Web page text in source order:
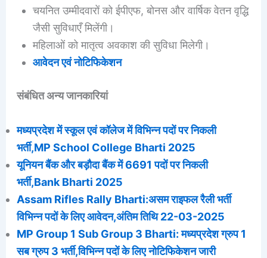
चयनित उम्मीदवारों को ईपीएफ, बोनस और वार्षिक वेतन वृद्धि
जैसी सुविधाएँ मिलेंगी।
महिलाओं को मातृत्व अवकाश की सुविधा मिलेगी।
आवेदन एवं नोटिफिकेशन
संबंधित अन्य जानकारियां
मध्यप्रदेश में स्कूल एवं कॉलेज में विभिन्न पदों पर निकली
भर्ती,MP School College Bharti 2025
यूनियन बैंक और बड़ौदा बैंक में 6691 पदों पर निकली
भर्ती,Bank Bharti 2025
Assam Rifles Rally Bharti:असम राइफल रैली भर्ती
विभिन्न पदों के लिए आवेदन,अंतिम तिथि 22-03-2025
MP Group 1 Sub Group 3 Bharti: मध्यप्रदेश ग्रुप 1
सब ग्रुप 3 भर्ती,विभिन्न पदों के लिए नोटिफिकेशन जारी